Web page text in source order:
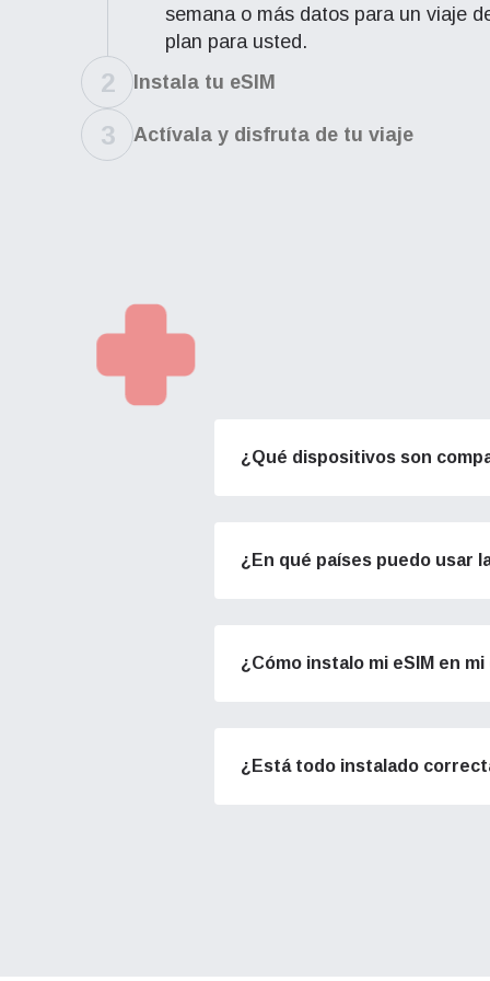
semana o más datos para un viaje
plan para usted.
2 Instala tu eSIM
3 Actívala y disfruta de tu viaje
¿Qué dispositivos son
¿En qué países puedo usar
¿Cómo instalo mi eSIM en
¿Está todo instalado
They